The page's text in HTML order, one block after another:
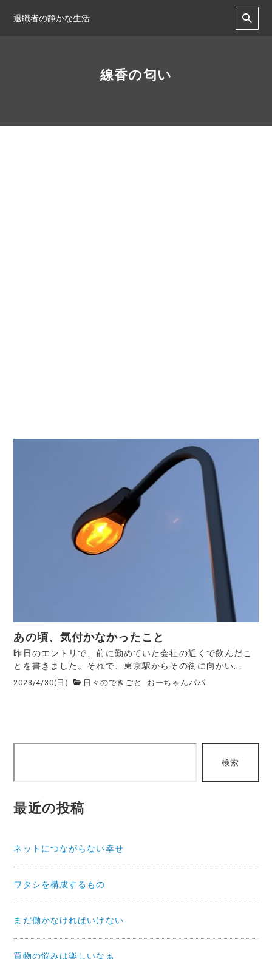
退職者の静かな生活
線香の匂い
あの頃、気付かなかったこと
昨日のエントリで、前に勤めていた会社の近くで飲んだこ
とを書きました。それで、東京駅からその街に向かい...
2023/4/30(日) 日々のできごと おーちゃんパパ
検索
最近の投稿
ネットにつながらない幸せ
ワタシを構成するもの
まだ働かなければいけない
買物の悩みは楽しいなぁ